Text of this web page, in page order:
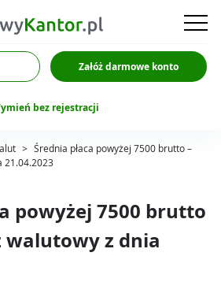
Załóż darmowe konto
bez rejestracji
> Średnia płaca powyżej 7500 brutto –
21.04.2023
powyżej 7500 brutto
walutowy z dnia